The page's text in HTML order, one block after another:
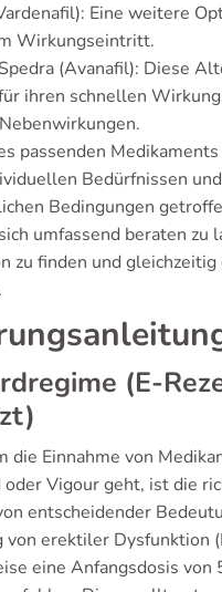
Eine weitere
Wirkungseintritt.
(Avanafil): Diese
ihren schnellen
passenden
Bedürfnissen und
Bedingungen
umfassend beraten zu
zu finden und gleichzeitig
(E-
die Einnahme von
oder Vigour geht, ist die
entscheidender
von erektiler Dysfunktion
eine Anfangsdosis von